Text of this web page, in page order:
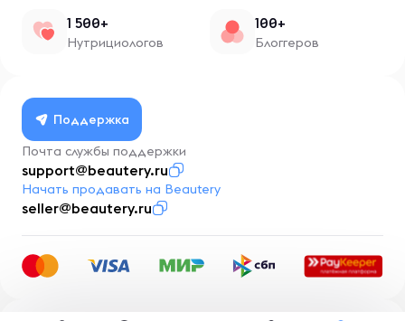
1 500+
Нутрициологов
100+
Блоггеров
Поддержка
Почта службы поддержки
support@beautery.ru
Начать продавать на Beautery
seller@beautery.ru